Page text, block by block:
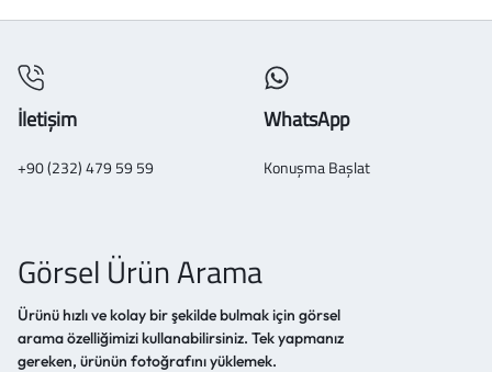
İletişim
+90 (232) 479 59 59
WhatsApp
Konuşma Başlat
Görsel Ürün Arama
Ürünü hızlı ve kolay bir şekilde bulmak için görsel
arama özelliğimizi kullanabilirsiniz. Tek yapmanız
gereken, ürünün fotoğrafını yüklemek.